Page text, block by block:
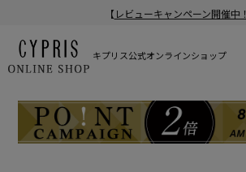
【 レビューキャンペーン開催中！
キプリス公式オンラインショップ